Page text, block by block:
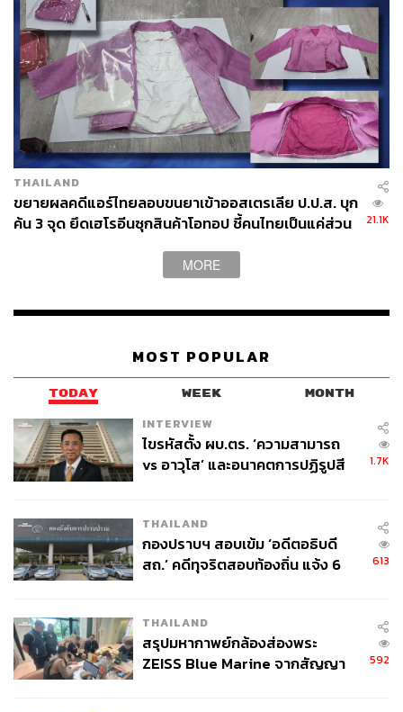
THAILAND
ขยายผลคดีแอร์ไทยลอบขนยาเข้าออสเตรเลีย ป.ป.ส. บุก
ค้น 3 จุด ยึดเฮโรอีนซุกสินค้าโอทอป ชี้คนไทยเป็นแค่ส่วน
21.1K
MORE
MOST POPULAR
TODAY WEEK MONTH
INTERVIEW
ไขรหัสตั้ง ผบ.ตร. ‘ความสามารถ
vs อาวุโส’ และอนาคตการปฏิรูปสี
1.7K
THAILAND
กองปราบฯ สอบเข้ม ‘อดีตอธิบดี
สถ.’ คดีทุจริตสอบท้องถิ่น แจ้ง 6
613
THAILAND
สรุปมหากาพย์กล้องส่องพระ
ZEISS Blue Marine จากสัญญา
592